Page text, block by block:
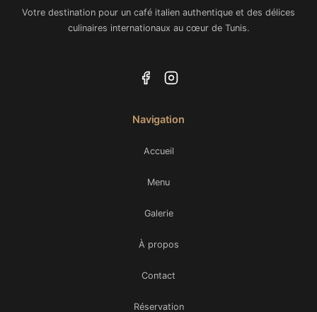
Votre destination pour un café italien authentique et des délices
culinaires internationaux au cœur de Tunis.
Navigation
Accueil
Menu
Galerie
À propos
Contact
Réservation